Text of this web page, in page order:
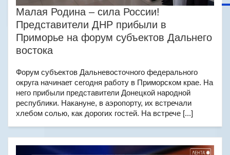
Малая Родина – сила России!
Представители ДНР прибыли в
Приморье на форум субъектов Дальнего
востока
Форум субъектов Дальневосточного федерального
округа начинает сегодня работу в Приморском крае. На
него прибыли представители Донецкой народной
республики. Накануне, в аэропорту, их встречали
хлебом солью, как дорогих гостей. На встрече [...]